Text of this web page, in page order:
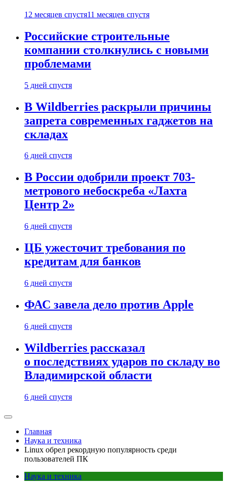
12 месяцев спустя11 месяцев спустя
Российские строительные
компании столкнулись с новыми
проблемами
5 дней спустя
В Wildberries раскрыли причины
запрета современных гаджетов на
складах
6 дней спустя
В России одобрили проект 703-
метрового небоскреба «Лахта
Центр 2»
6 дней спустя
ЦБ ужесточит требования по
кредитам для банков
6 дней спустя
ФАС завела дело против Apple
6 дней спустя
Wildberries рассказал
о последствиях ударов по складу во
Владимирской области
6 дней спустя
Главная
Наука и техника
Linux обрел рекордную популярность среди
пользователей ПК
Наука и техника